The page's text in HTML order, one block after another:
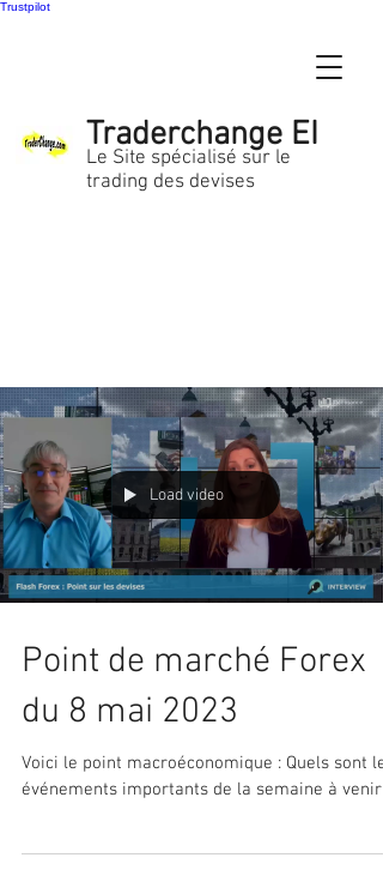
Trustpilot
Traderchange EI
Le Site spécialisé sur le
trading des devises
Load video
Point de marché Forex
du 8 mai 2023
Voici le point macroéconomique : Quels sont les
événements importants de la semaine à venir ?